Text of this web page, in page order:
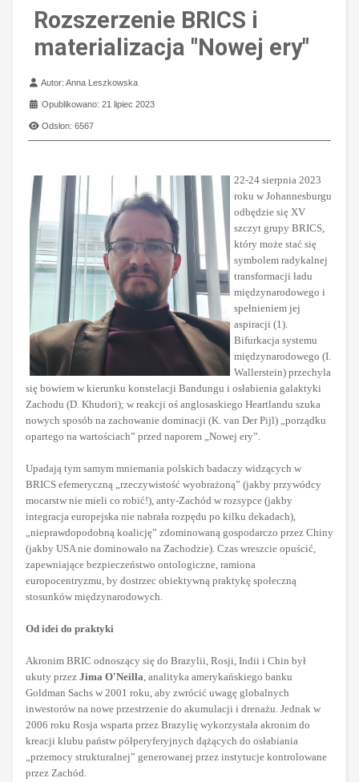
Rozszerzenie BRICS i
materializacja "Nowej ery"
Szczegóły
Autor:Anna Leszkowska
Opublikowano: 21 lipiec 2023
Odsłon: 6567
22-24 sierpnia 2023
roku w Johannesburgu
odbędzie się XV
szczyt grupy BRICS,
który może stać się
symbolem radykalnej
transformacji ładu
międzynarodowego i
spełnieniem jej
aspiracji (1).
Bifurkacja systemu
międzynarodowego (I.
Wallerstein) przechyla
się bowiem w kierunku konstelacji Bandungu i osłabienia galaktyki
Zachodu (D. Khudori); w reakcji oś anglosaskiego Heartlandu szuka
nowych sposób na zachowanie dominacji (K. van Der Pijl) „porządku
opartego na wartościach” przed naporem „Nowej ery”.
Upadają tym samym mniemania polskich badaczy widzących w
BRICS efemeryczną „rzeczywistość wyobrażoną” (jakby przywódcy
mocarstw nie mieli co robić!), anty-Zachód w rozsypce (jakby
integracja europejska nie nabrała rozpędu po kilku dekadach),
„nieprawdopodobną koalicję” zdominowaną gospodarczo przez Chiny
(jakby USA nie dominowało na Zachodzie). Czas wreszcie opuścić,
zapewniające bezpieczeństwo ontologiczne, ramiona
europocentryzmu, by dostrzec obiektywną praktykę społeczną
stosunków międzynarodowych.
Od idei do praktyki
Akronim BRIC odnoszący się do Brazylii, Rosji, Indii i Chin był
ukuty przez Jima O'Neilla, analityka amerykańskiego banku
Goldman Sachs w 2001 roku, aby zwrócić uwagę globalnych
inwestorów na nowe przestrzenie do akumulacji i drenażu. Jednak w
2006 roku Rosja wsparta przez Brazylię wykorzystała akronim do
kreacji klubu państw półperyferyjnych dążących do osłabiania
„przemocy strukturalnej” generowanej przez instytucje kontrolowane
przez Zachód.